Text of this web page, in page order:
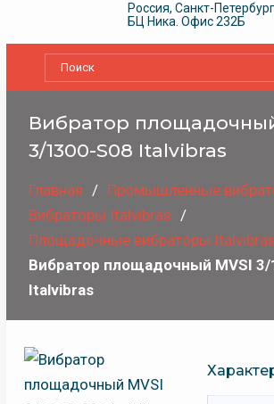
Россия, Санкт-
БЦ Ника. Офис 232Б
Вибратор
3/1300-S08 Italvibras
Главная
Промышленные
Вибраторы Italvibras
Площадочные вибраторы Italvibras
Вибратор площадочный MVSI 3/
Italvibras